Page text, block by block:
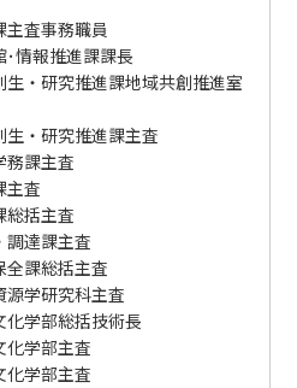
主査事務職員
･情報推進課課長
生・研究推進課地域共創推進室
生・研究推進課主査
務課主査
主査
総括主査
調達課主査
全課総括主査
源学研究科主査
化学部総括技術長
化学部主査
化学部主査